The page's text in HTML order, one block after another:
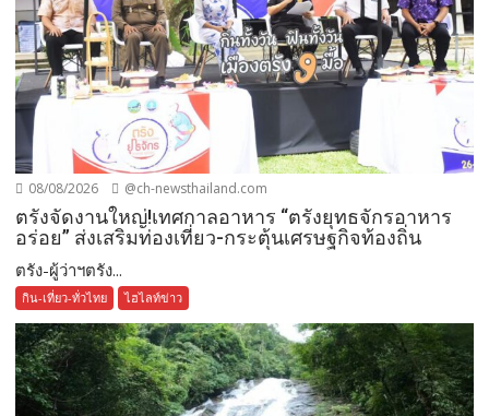
08/08/2026 @ch-newsthailand.com
ตรังจัดงานใหญ่!เทศกาลอาหาร “ตรังยุทธจักรอาหาร
อร่อย” ส่งเสริมท่องเที่ยว-กระตุ้นเศรษฐกิจท้องถิ่น
ตรัง-ผู้ว่าฯตรัง...
กิน-เที่ยว-ทั่วไทย ไฮไลท์ข่าว